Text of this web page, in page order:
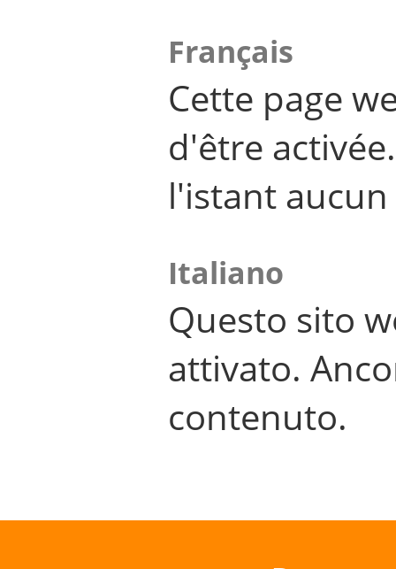
Français
Cette page
d'être
l'istant
Italiano
Questo sito
attivato.
contenuto.